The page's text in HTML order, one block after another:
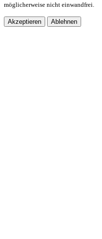
möglicherweise nicht einwandfrei.
Akzeptieren Ablehnen